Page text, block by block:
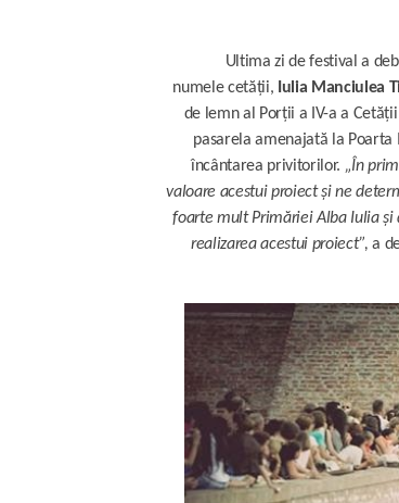
Ultima zi de festival a
numele cetății, Iulia Manciulea
de lemn al Porții a IV-a a
pasarela amenajată la Poarta
încântarea privitorilor. „În
valoare acestui proiect și ne
foarte mult Primăriei Alba Iulia și
realizarea acestui proiect”, a